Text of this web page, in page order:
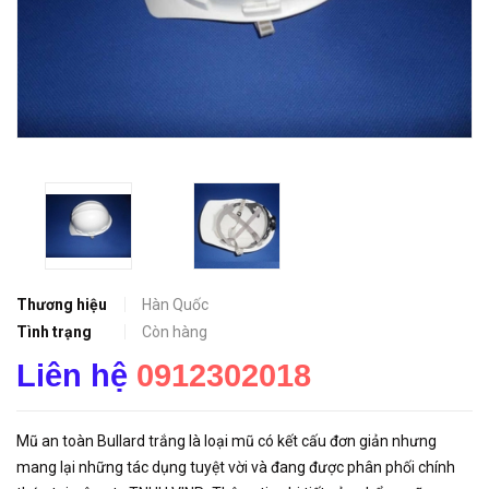
Thương hiệu
Hàn Quốc
Tình trạng
Còn hàng
Liên hệ 0912302018
Mũ an toàn Bullard trắng là loại mũ có kết cấu đơn giản nhưng
mang lại những tác dụng tuyệt vời và đang được phân phối chính